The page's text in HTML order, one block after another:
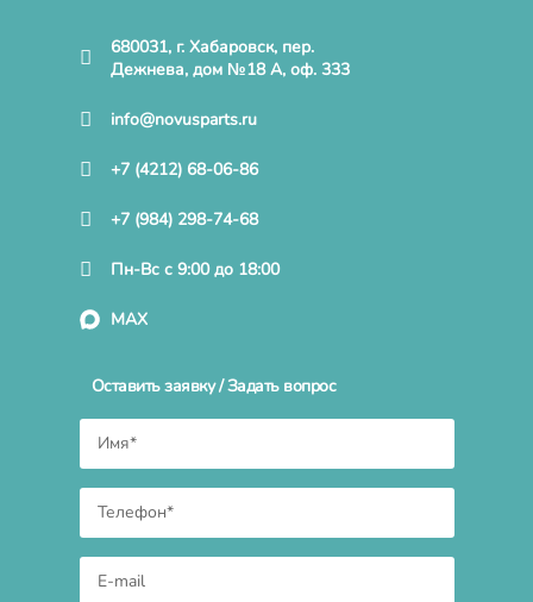
680031, г. Хабаровск, пер.
Дежнева, дом №18 А, оф. 333
info@novusparts.ru
+7 (4212) 68-06-86
+7 (984) 298-74-68
Пн-Вс с 9:00 до 18:00
MAX
Оставить заявку / Задать вопрос